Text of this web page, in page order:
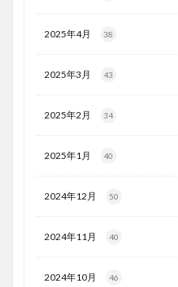
2025年4月 38
2025年3月 43
2025年2月 34
2025年1月 40
2024年12月 50
2024年11月 40
2024年10月 46